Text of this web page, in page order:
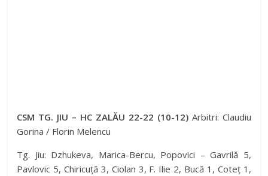
CSM TG. JIU – HC ZALĂU 22-22 (10-12)Arbitri: Claudiu
Gorina / Florin Melencu
Tg. Jiu: Dzhukeva, Marica-Bercu, Popovici – Gavrilă 5,
Pavlovic 5, Chiricuță 3, Ciolan 3, F. Ilie 2, Bucă 1, Coteț 1,